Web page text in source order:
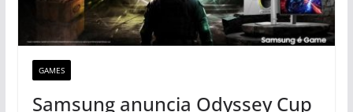
GAMES
Samsung anuncia Odyssey Cup